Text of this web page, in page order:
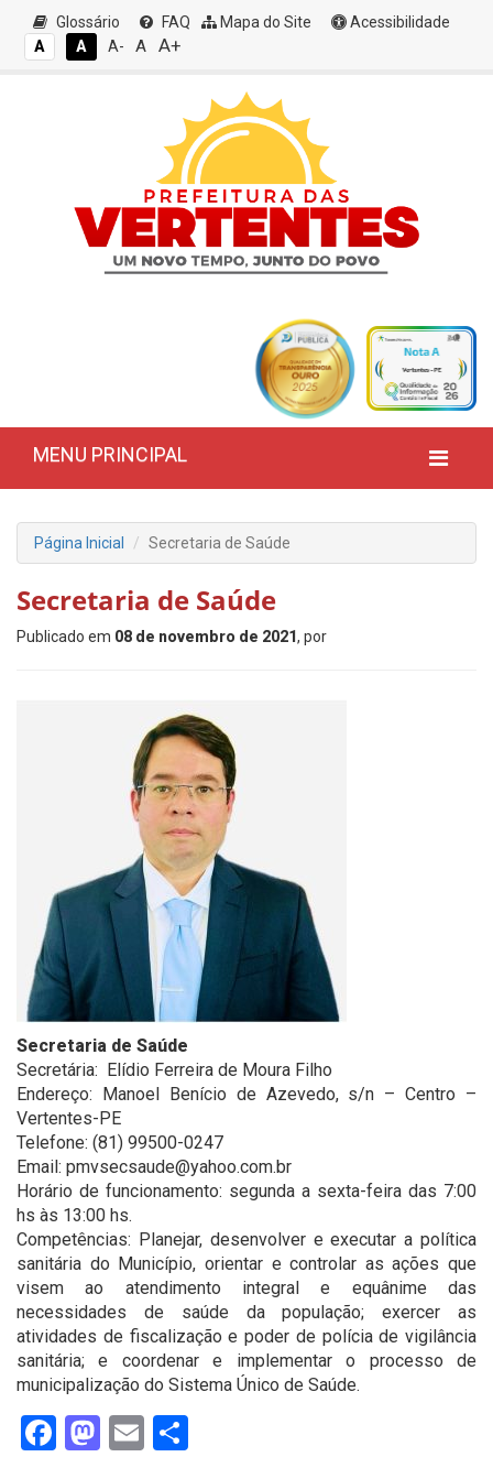
Glossário FAQ Mapa do Site
Acessibilidade
A
A A- A A+
MENU PRINCIPAL
Página Inicial Secretaria de Saúde
Secretaria de Saúde
Publicado em 08 de novembro de 2021, por
Secretaria de Saúde
Secretária: Elídio Ferreira de Moura Filho
Endereço: Manoel Benício de Azevedo, s/n – Centro –
Vertentes-PE
Telefone: (81) 99500-0247
Email: pmvsecsaude@yahoo.com.br
Horário de funcionamento: segunda a sexta-feira das 7:00
hs às 13:00 hs.
Competências: Planejar, desenvolver e executar a política
sanitária do Município, orientar e controlar as ações que
visem ao atendimento integral e equânime das
necessidades de saúde da população; exercer as
atividades de fiscalização e poder de polícia de vigilância
sanitária; e coordenar e implementar o processo de
municipalização do Sistema Único de Saúde.
Facebook
Mastodon
Email